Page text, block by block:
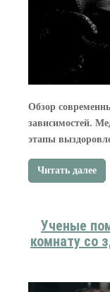
Обзор
зависимостей.
этапы
Читать далее
Ученые
комнату со